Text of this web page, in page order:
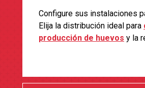
Configure sus instalaciones
Elija la distribución ideal para
producción de huevos y la